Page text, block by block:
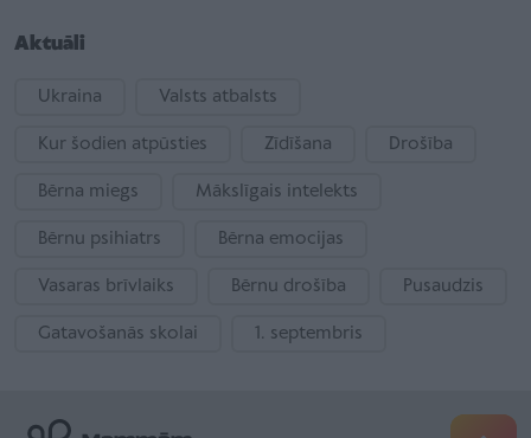
Aktuāli
Ukraina Valsts atbalsts
Kur šodien atpūsties Zīdīšana Drošība
Bērna miegs Mākslīgais intelekts
Bērnu psihiatrs Bērna emocijas
Vasaras brīvlaiks Bērnu drošība Pusaudzis
Gatavošanās skolai 1. septembris